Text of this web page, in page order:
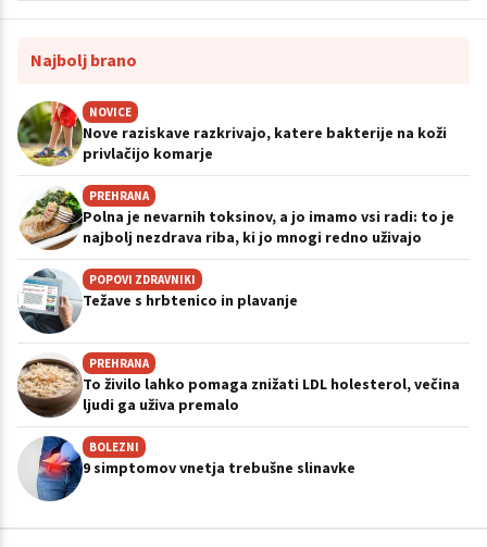
Najbolj brano
NOVICE
Nove raziskave razkrivajo, katere bakterije na koži
privlačijo komarje
PREHRANA
Polna je nevarnih toksinov, a jo imamo vsi radi: to je
najbolj nezdrava riba, ki jo mnogi redno uživajo
POPOVI ZDRAVNIKI
Težave s hrbtenico in plavanje
PREHRANA
To živilo lahko pomaga znižati LDL holesterol, večina
ljudi ga uživa premalo
BOLEZNI
9 simptomov vnetja trebušne slinavke